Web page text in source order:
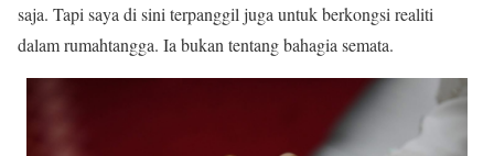
saja. Tapi saya di sini terpanggil juga untuk berkongsi realiti
dalam rumahtangga. Ia bukan tentang bahagia semata.